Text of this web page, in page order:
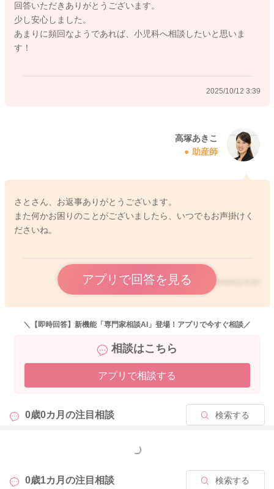
がないのでしたら、一時的な呼吸の乱れはあまりご心配ないよ
うに思いますよ。乳児の胃は、大人の形と異なり、とっくりの
ような形をしていますので、お腹がいっぱいの状態で横になっ
たりすると、苦しくて呼吸が速くなったりすることがありま
苦しそうになさるのであれば、少し飲む量を控えめになさると
2025/10/11 12:07
回答いただきありがとうございます。
少し安心しました。
あまりに頻回なようであれば、小児科へ相談したいと思いま
す！
2025/10/12 3:39
高塚あきこ
助産師
さとさん、お返事ありがとうございます。
また何かお困りのことがございましたら、いつでもお声掛けく
ださいね。
アプリで回答を見る 2025/10/12 6:32
＼【即時回答】新機能「専門家相談AI」登場！アプリで今すぐ相談／
相談はこちら
アプリで相談する
0歳0カ月の注目相談 検索する
もっと見る
0歳1カ月の注目相談 検索する